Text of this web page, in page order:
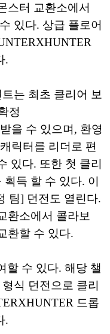
스터 교환소에서
있다. 상급 플로어
.
는 최초 클리어 보
정
을 수 있으며, 환영
릭터를 리더로 편
있다. 또한 첫 클리
득 할 수 있다. 이
팀] 던전도 열린다.
환소에서 콜라보
환할 수 있다.
할 수 있다. 해당 챌
식 던전으로 클리
드롭
.